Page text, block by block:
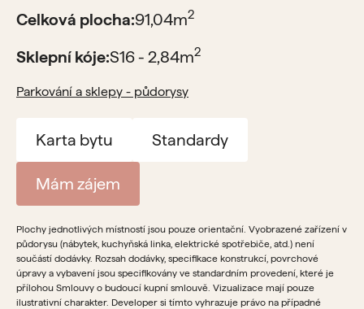
Celková plocha:91,04m2
Sklepní kóje:S16 - 2,84m2
Parkování a sklepy - půdorysy
Karta bytu Standardy
Mám zájem
Plochy jednotlivých místností jsou pouze orientační. Vyobrazené zařízení v
půdorysu (nábytek, kuchyňská linka, elektrické spotřebiče, atd.) není
součástí dodávky. Rozsah dodávky, specifikace konstrukcí, povrchové
úpravy a vybavení jsou specifikovány ve standardním provedení, které je
přílohou Smlouvy o budoucí kupní smlouvě. Vizualizace mají pouze
ilustrativní charakter. Developer si tímto vyhrazuje právo na případné